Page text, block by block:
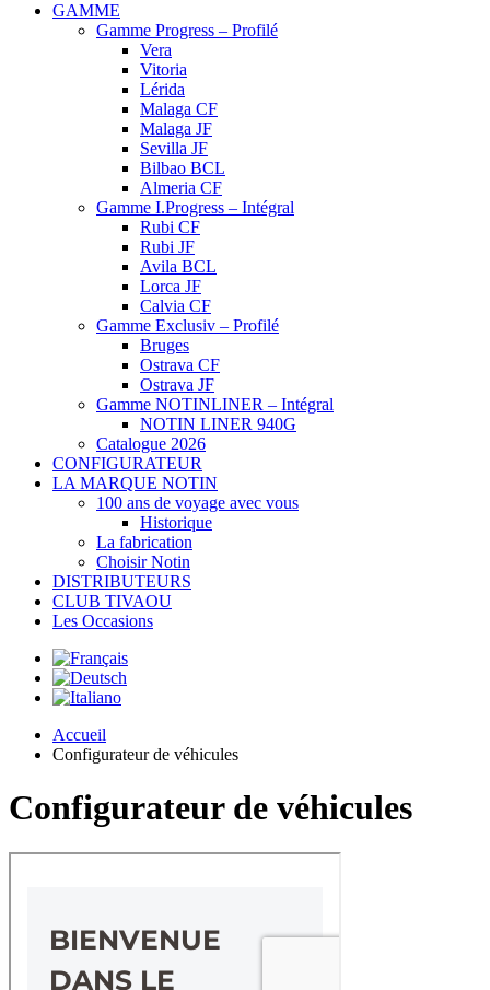
GAMME
Gamme Progress – Profilé
Vera
Vitoria
Lérida
Malaga CF
Malaga JF
Sevilla JF
Bilbao BCL
Almeria CF
Gamme I.Progress – Intégral
Rubi CF
Rubi JF
Avila BCL
Lorca JF
Calvia CF
Gamme Exclusiv – Profilé
Bruges
Ostrava CF
Ostrava JF
Gamme NOTINLINER – Intégral
NOTIN LINER 940G
Catalogue 2026
CONFIGURATEUR
LA MARQUE NOTIN
100 ans de voyage avec vous
Historique
La fabrication
Choisir Notin
DISTRIBUTEURS
CLUB TIVAOU
Les Occasions
Accueil
Configurateur de véhicules
Configurateur de véhicules